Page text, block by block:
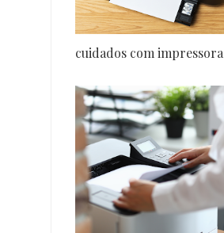
cuidados com impressora